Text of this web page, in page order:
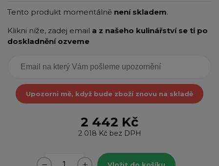
Tento produkt momentálně není skladem.
Klikni níže, zadej email a z našeho kulinářství se ti po
doskladnění ozveme
Upozorni mě, když bude zboží znovu na skladě
2 442 Kč
2 018 Kč bez DPH